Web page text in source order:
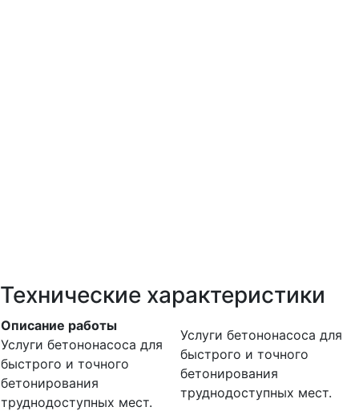
Технические характеристики
Описание работы
Услуги бетононасоса для
быстрого и точного
бетонирования
труднодоступных мест.
Услуги бетононасоса для
быстрого и точного
бетонирования
труднодоступных мест.